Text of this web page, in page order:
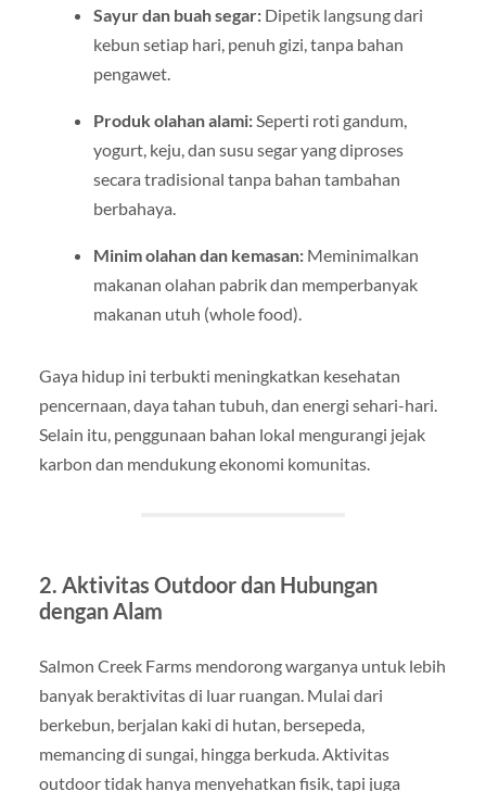
Sayur dan buah segar:Dipetik langsung dari
kebun setiap hari, penuh gizi, tanpa bahan
pengawet.
Produk olahan alami:Seperti roti gandum,
yogurt, keju, dan susu segar yang diproses
secara tradisional tanpa bahan tambahan
berbahaya.
Minim olahan dan kemasan:Meminimalkan
makanan olahan pabrik dan memperbanyak
makanan utuh (whole food).
Gaya hidup ini terbukti meningkatkan kesehatan
pencernaan, daya tahan tubuh, dan energi sehari-hari.
Selain itu, penggunaan bahan lokal mengurangi jejak
karbon dan mendukung ekonomi komunitas.
2. Aktivitas Outdoor dan Hubungan
dengan Alam
Salmon Creek Farms mendorong warganya untuk lebih
banyak beraktivitas di luar ruangan. Mulai dari
berkebun, berjalan kaki di hutan, bersepeda,
memancing di sungai, hingga berkuda. Aktivitas
outdoor tidak hanya menyehatkan fisik, tapi juga